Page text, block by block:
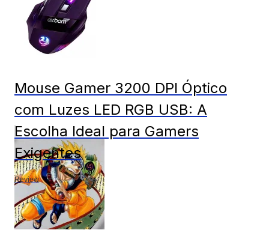
Mouse Gamer 3200 DPI Óptico
com Luzes LED RGB USB: A
Escolha Ideal para Gamers
Exigentes
Review